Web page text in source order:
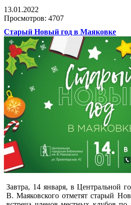
13.01.2022
Просмотров: 4707
Старый Новый год в Маяковке
Завтра, 14 января, в Центральной
В. Маяковского отметят старый